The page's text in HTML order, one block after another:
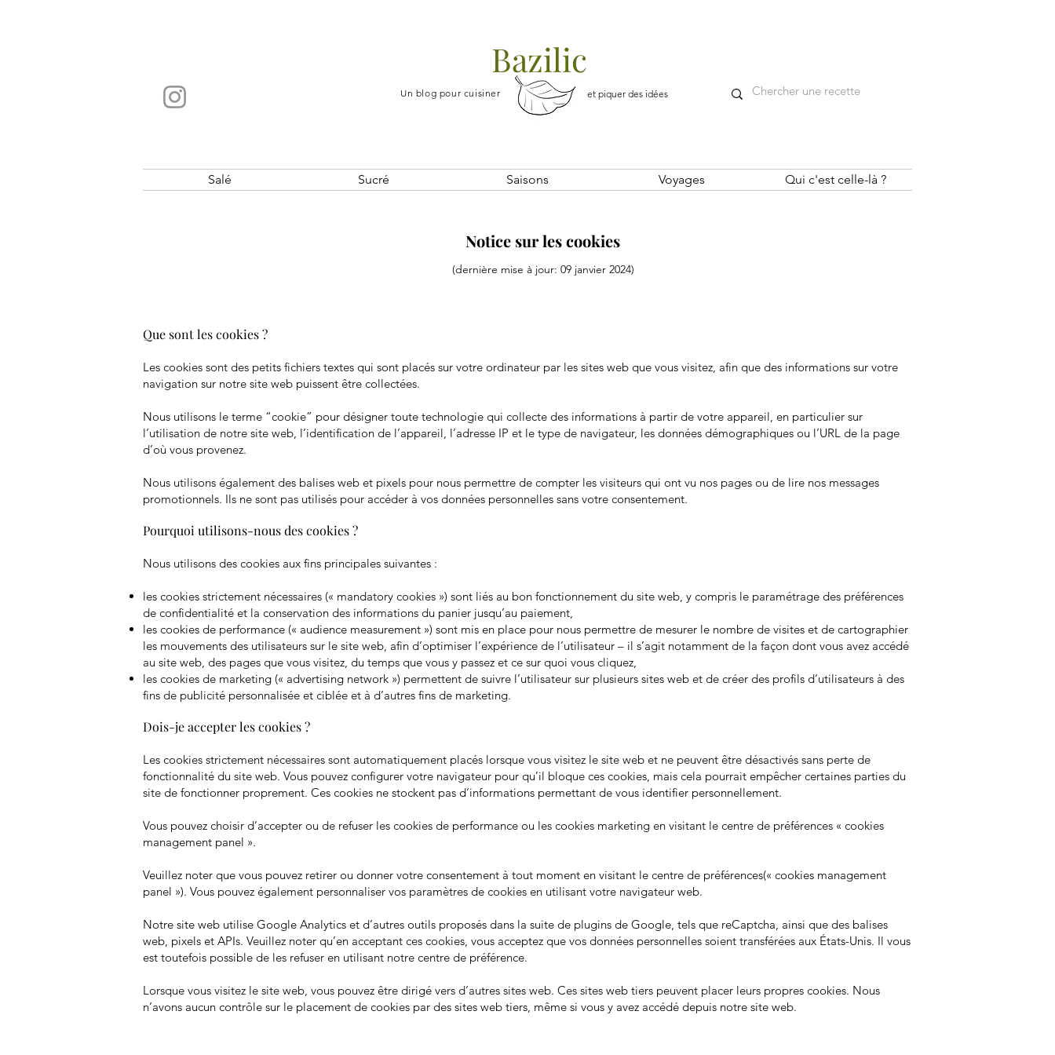
Un blog pour cuisiner
Bazilic
et piquer des idées
Salé Sucré Saisons Voyages Qui c'est celle-là ?
Notice sur les cookies
(dernière mise à jour: 09 janvier 2024)
Que sont les cookies ?
Les cookies sont des petits fichiers textes qui sont placés sur votre ordinateur par les sites web que vous visitez, afin que des informations sur votre
navigation sur notre site web puissent être collectées.
Nous utilisons le terme “cookie” pour désigner toute technologie qui collecte des informations à partir de votre appareil, en particulier sur
l’utilisation de notre site web, l’identification de l’appareil, l’adresse IP et le type de navigateur, les données démographiques ou l’URL de la page
d’où vous provenez.
Nous utilisons également des balises web et pixels pour nous permettre de compter les visiteurs qui ont vu nos pages ou de lire nos messages
promotionnels. Ils ne sont pas utilisés pour accéder à vos données personnelles sans votre consentement.
Pourquoi utilisons-nous des cookies ?
Nous utilisons des cookies aux fins principales suivantes :
les cookies strictement nécessaires (« mandatory cookies ») sont liés au bon fonctionnement du site web, y compris le paramétrage des préférences
de confidentialité et la conservation des informations du panier jusqu’au paiement,
les cookies de performance (« audience measurement ») sont mis en place pour nous permettre de mesurer le nombre de visites et de cartographier
les mouvements des utilisateurs sur le site web, afin d’optimiser l’expérience de l’utilisateur – il s’agit notamment de la façon dont vous avez accédé
au site web, des pages que vous visitez, du temps que vous y passez et ce sur quoi vous cliquez,
les cookies de marketing (« advertising network ») permettent de suivre l’utilisateur sur plusieurs sites web et de créer des profils d’utilisateurs à des
fins de publicité personnalisée et ciblée et à d’autres fins de marketing.
Dois-je accepter les cookies ?
Les cookies strictement nécessaires sont automatiquement placés lorsque vous visitez le site web et ne peuvent être désactivés sans perte de
fonctionnalité du site web. Vous pouvez configurer votre navigateur pour qu’il bloque ces cookies, mais cela pourrait empêcher certaines parties du
site de fonctionner proprement. Ces cookies ne stockent pas d’informations permettant de vous identifier personnellement.
Vous pouvez choisir d’accepter ou de refuser les cookies de performance ou les cookies marketing en visitant le centre de préférences « cookies
management panel ».
Veuillez noter que vous pouvez retirer ou donner votre consentement à tout moment en visitant le centre de préférences(« cookies management
panel »). Vous pouvez également personnaliser vos paramètres de cookies en utilisant votre navigateur web.
Notre site web utilise Google Analytics et d’autres outils proposés dans la suite de plugins de Google, tels que reCaptcha, ainsi que des balises
web, pixels et APIs. Veuillez noter qu’en acceptant ces cookies, vous acceptez que vos données personnelles soient transférées aux États-Unis. Il vous
est toutefois possible de les refuser en utilisant notre centre de préférence.
Lorsque vous visitez le site web, vous pouvez être dirigé vers d’autres sites web. Ces sites web tiers peuvent placer leurs propres cookies. Nous
n’avons aucun contrôle sur le placement de cookies par des sites web tiers, même si vous y avez accédé depuis notre site web.